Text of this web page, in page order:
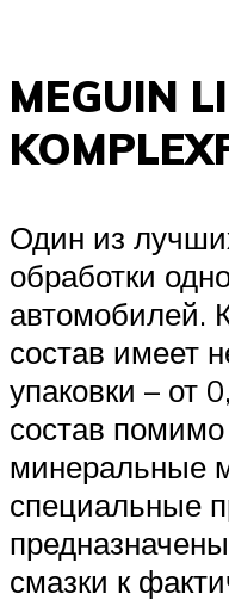
MEGUIN
Один из
обработки
автомобилей.
состав имеет
упаковки – от
состав
минеральные
специальные
смазки к